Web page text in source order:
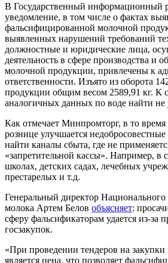
В Государственный информационный
уведомление, в том числе о фактах
фальсифицированной молочной
выявленных нарушений требований
должностные и юридические лица,
деятельность в сфере производства и
молочной продукции, привлечены к
ответственности. Изъято из оборота
продукции общим весом 2589,91 кг. К
аналогичных данных по воде найти не
Как отмечает Минпромторг, в то время
рознице улучшается
найти каналы сбыта, ‎где не
«запретительной кассы». Например, в
школах, детских садах, лечебных
престарелых и т.д.
Генеральный директор Национального
молока Артем Белов объясняет:
сферу фальсификаторам удается из-за
госзакупок.
«При проведении тендеров на
является цена, что позволяет